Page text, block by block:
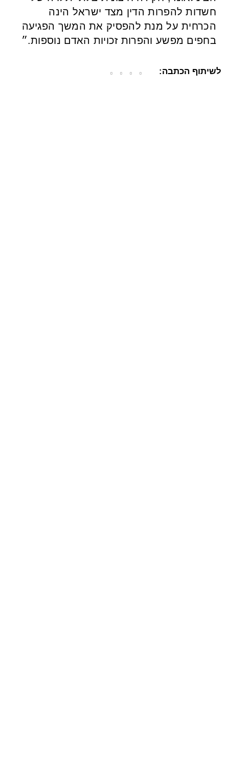
חשדות להפרות הדין מצד ישראל הינה
הכרחית על מנת להפסיק את המשך הפגיעה
בחפים מפשע והפרות זכויות האדם נוספות.״
לשיתוף הכתבה: